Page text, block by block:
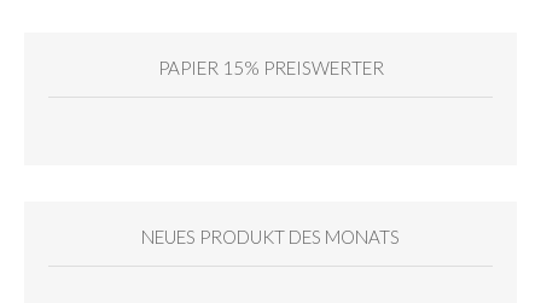
PAPIER 15% PREISWERTER
NEUES PRODUKT DES MONATS